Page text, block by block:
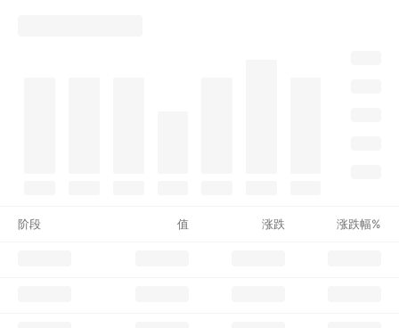
阶段 值 涨跌 涨跌幅%